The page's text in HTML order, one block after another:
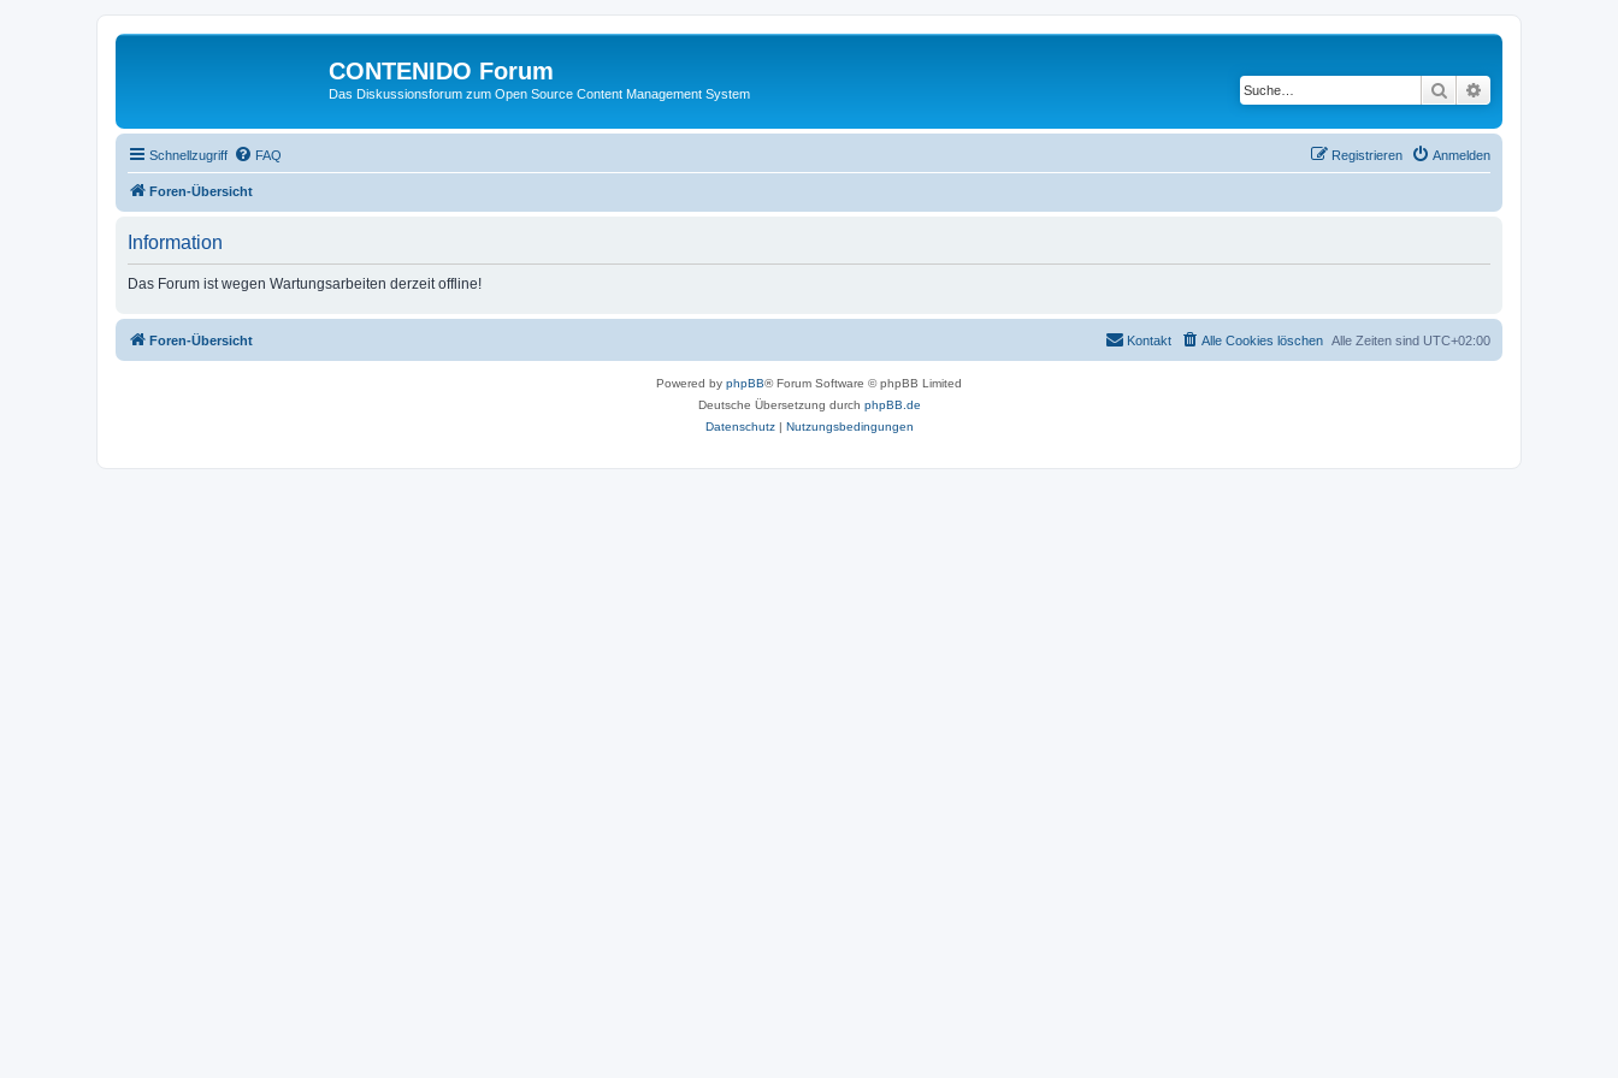
CONTENIDO Forum
Das Diskussionsforum zum Open Source Content Management System Suche
Schnellzugriff FAQ Anmelden
Registrieren
Foren-Übersicht
Information
Das Forum ist wegen Wartungsarbeiten derzeit offline!
Foren-Übersicht Alle Zeiten sind UTC+02:00
Alle Cookies löschen
Kontakt
Powered by phpBB® Forum Software © phpBB Limited
Deutsche Übersetzung durch phpBB.de
Datenschutz| Nutzungsbedingungen